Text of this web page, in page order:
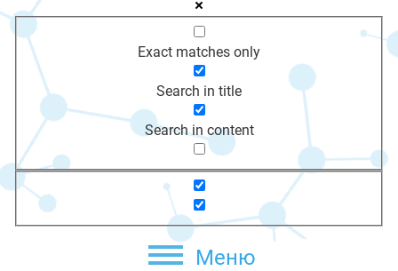
Exact matches only
Search in title
Search in content
Меню